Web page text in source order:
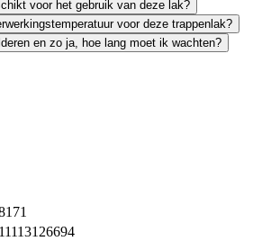
voor het gebruik van deze lak?
voor deze trappenlak?
en zo ja, hoe lang moet ik wachten?